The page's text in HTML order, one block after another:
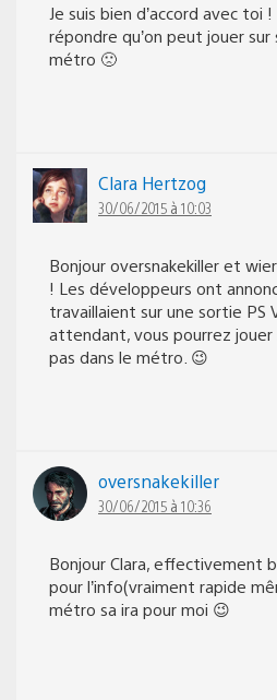
Je suis bien d’accord avec toi
répondre qu’on peut jouer sur
métro 🙁
Clara Hertzog
30/06/2015 à 10:03
Bonjour oversnakekiller et
! Les développeurs ont
travaillaient sur une sortie PS
attendant, vous pourrez jouer
pas dans le métro. 😉
oversnakekiller
30/06/2015 à 10:36
Bonjour Clara, effectivement
pour l’info(vraiment rapide
métro sa ira pour moi 😉